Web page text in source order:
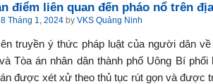
điểm liên quan đến pháo nổ trên
Tháng 1, 2024 by VKS Quảng Ninh
truyền ý thức pháp luật của người dân
Tòa án nhân dân thành phố Uông Bí
được xét xử theo thủ tục rút gọn và được